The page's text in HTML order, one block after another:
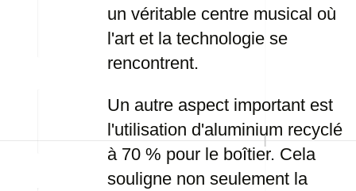
un véritable centre musical où
l'art et la technologie se
rencontrent.
Un autre aspect important est
l'utilisation d'aluminium recyclé
à 70 % pour le boîtier. Cela
souligne non seulement la